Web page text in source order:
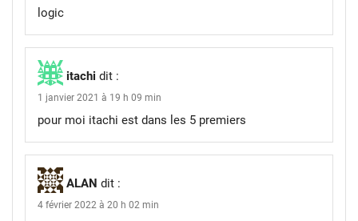
logic
itachi dit :
1 janvier 2021 à 19 h 09 min
pour moi itachi est dans les 5 premiers
ALAN dit :
4 février 2022 à 20 h 02 min